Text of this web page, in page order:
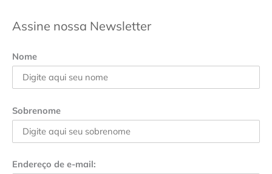
Assine nossa Newsletter
Nome
Sobrenome
Endereço de e-mail: